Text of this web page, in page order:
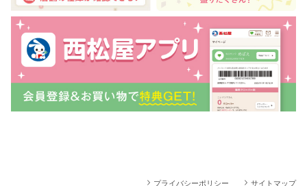
プライバシーポリシー サイトマップ